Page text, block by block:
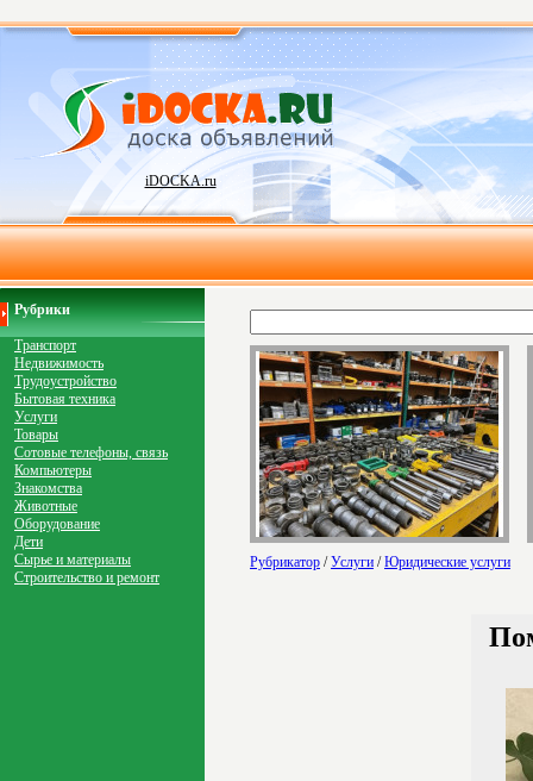
iDOCKA.ru
Рубрики
Транспорт
Недвижимость
Трудоустройство
Бытовая техника
Услуги
Товары
Сотовые телефоны, связь
Компьютеры
Знакомства
Животные
Оборудование
Дети
Сырье и материалы
Строительство и ремонт
Рубрикатор /Услуги /Юридические услуги